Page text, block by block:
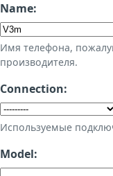
Name:
Имя телефона,
производителя.
Connection:
Используемые
Model: